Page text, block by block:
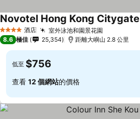
4 星級 酒店 室外泳池和園景花園
Novotel Hong Kong Citygate
8.6 極佳 25,354 距離大嶼山 2.8 公里
低至 $756
查看 12 個網站的價格